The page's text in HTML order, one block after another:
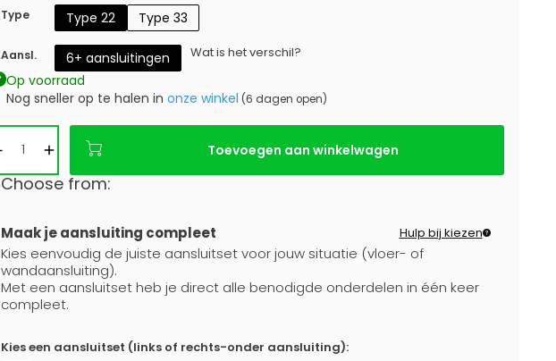
Type Type 22 Type 33
Aansl. 6+ aansluitingen Wat is het verschil?
Op voorraad
Nog sneller op te halen in onze winkel (6 dagen open)
Toevoegen aan winkelwagen
Choose from:
Maak je aansluiting compleet Hulp bij kiezen
Kies eenvoudig de juiste aansluitset voor jouw situatie (vloer- of
wandaansluiting).
Met een aansluitset heb je direct alle benodigde onderdelen in één keer
compleet.
Kies een aansluitset (links of rechts-onder aansluiting):